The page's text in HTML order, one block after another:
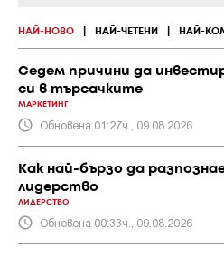
НАЙ-НОВО НАЙ-ЧЕТЕНИ НАЙ-
Седем причини да
си в търсачките
МАРКЕТИНГ
Обновена 01:27ч., 09.08.2026
Как най-бързо да
лидерство
ЛИДЕРСТВО
Обновена 00:33ч., 09.08.2026